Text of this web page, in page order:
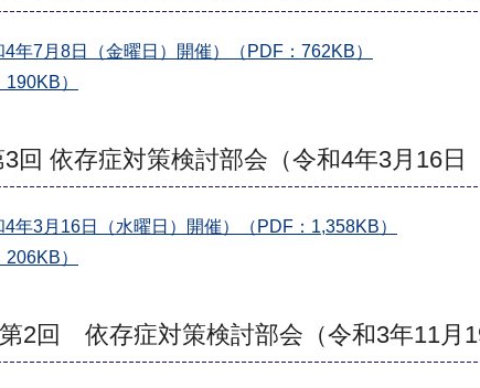
年7月8日（金曜日）開催）（PDF：762KB）
）
回 依存症対策検討部会（令和4年3月16日
年3月16日（水曜日）開催）（PDF：1,358KB）
）
2回 依存症対策検討部会（令和3年11月